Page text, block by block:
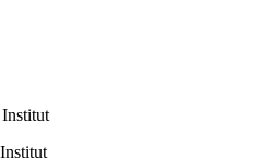
Institut